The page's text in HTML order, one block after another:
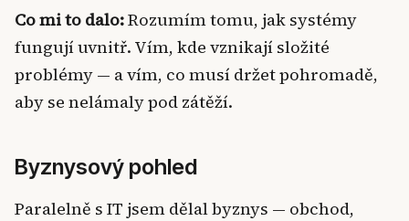
Co mi to dalo:Rozumím tomu, jak systémy
fungují uvnitř. Vím, kde vznikají složité
problémy — a vím, co musí držet pohromadě,
aby se nelámaly pod zátěží.
Byznysový pohled
Paralelně s IT jsem dělal byznys — obchod,